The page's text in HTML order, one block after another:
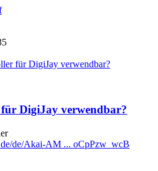
für DigiJay verwendbar?
DigiJay verwendbar?
de/Akai-AM ... oCpPzw_wcB